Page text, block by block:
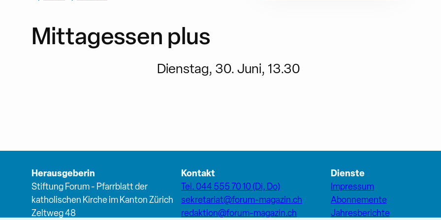
Mittagessen plus
Dienstag, 30. Juni, 13.30
Herausgeberin
Stiftung Forum - Pfarrblatt der
katholischen Kirche im Kanton Zürich
Zeltweg 48
Kontakt
Tel. 044 555 70 10 (Di, Do)
sekretariat@forum-magazin.ch
redaktion@forum-magazin.ch
Dienste
Impressum
Abonnemente
Jahresberichte